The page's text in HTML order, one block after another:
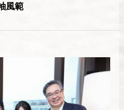
風範